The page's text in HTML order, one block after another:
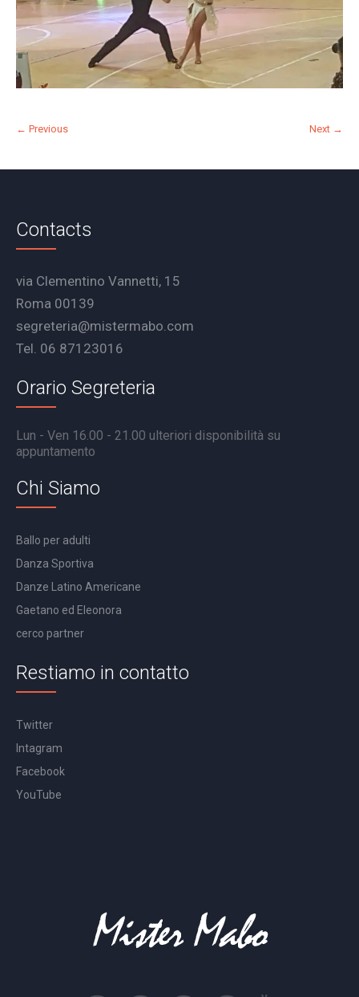
← Previous Next →
Contacts
via Clementino Vannetti, 15
Roma 00139
segreteria@mistermabo.com
Tel. 06 87123016
Orario Segreteria
Lun - Ven 16.00 - 21.00 ulteriori disponibilità su
appuntamento
Chi Siamo
Ballo per adulti
Danza Sportiva
Danze Latino Americane
Gaetano ed Eleonora
cerco partner
Restiamo in contatto
Twitter
Intagram
Facebook
YouTube